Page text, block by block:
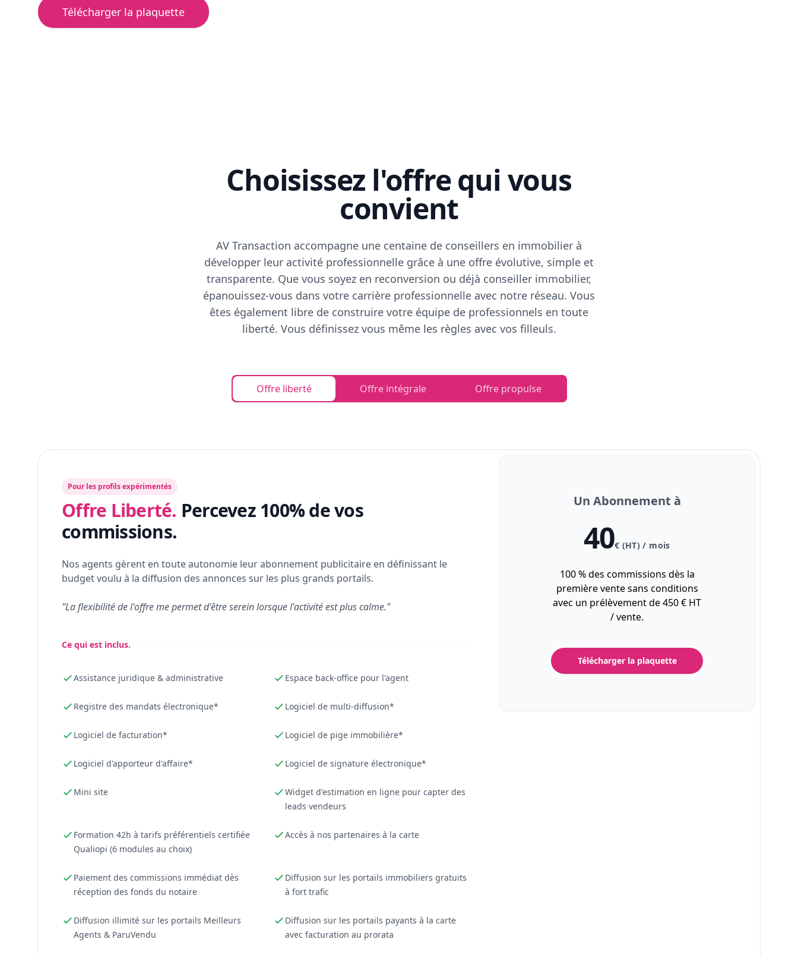
Télécharger la plaquette
Choisissez l'offre qui vous
convient
AV Transaction accompagne une centaine de conseillers en immobilier à
développer leur activité professionnelle grâce à une offre évolutive, simple et
transparente. Que vous soyez en reconversion ou déjà conseiller immobilier,
épanouissez-vous dans votre carrière professionnelle avec notre réseau. Vous
êtes également libre de construire votre équipe de professionnels en toute
liberté. Vous définissez vous même les règles avec vos filleuls.
Offre liberté Offre intégrale Offre propulse
Pour les profils expérimentés
Offre Liberté. Percevez 100% de vos
commissions.
Nos agents gèrent en toute autonomie leur abonnement publicitaire en définissant le
budget voulu à la diffusion des annonces sur les plus grands portails.
"La flexibilité de l'offre me permet d'être serein lorsque l'activité est plus calme."
Ce qui est inclus.
Assistance juridique & administrative Espace back-office pour l'agent
Registre des mandats électronique* Logiciel de multi-diffusion*
Logiciel de facturation* Logiciel de pige immobilière*
Logiciel d'apporteur d'affaire* Logiciel de signature électronique*
Mini site
Widget d'estimation en ligne pour capter des
leads vendeurs
Formation 42h à tarifs préférentiels certifiée
Qualiopi (6 modules au choix)
Accès à nos partenaires à la carte
Paiement des commissions immédiat dès
réception des fonds du notaire
Diffusion sur les portails immobiliers gratuits
à fort trafic
Diffusion illimité sur les portails Meilleurs
Agents & ParuVendu
Diffusion sur les portails payants à la carte
avec facturation au prorata
Un Abonnement à
40€ (HT) / mois
100 % des commissions dès la
première vente sans conditions
avec un prélèvement de 450 € HT
/ vente.
Télécharger la plaquette